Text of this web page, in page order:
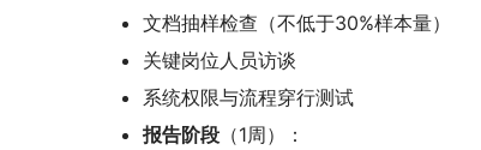
文档抽样检查（不低于30%样本量）
关键岗位人员访谈
系统权限与流程穿行测试
报告阶段 （1周）：